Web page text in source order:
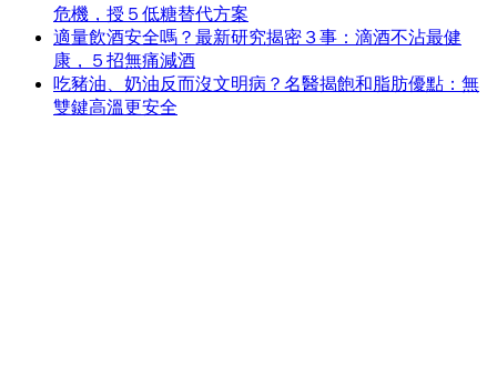
危機，授５低糖替代方案
適量飲酒安全嗎？最新研究揭密３事：滴酒不沾最健
康，５招無痛減酒
吃豬油、奶油反而沒文明病？名醫揭飽和脂肪優點：無
雙鍵高溫更安全